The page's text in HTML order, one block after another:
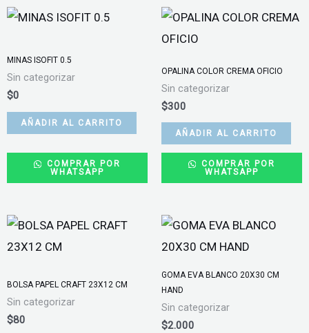
MINAS ISOFIT 0.5
Sin categorizar
$0
AÑADIR AL CARRITO
COMPRAR POR
WHATSAPP
OPALINA COLOR CREMA OFICIO
Sin categorizar
$300
AÑADIR AL CARRITO
COMPRAR POR
WHATSAPP
BOLSA PAPEL CRAFT 23X12 CM
Sin categorizar
$80
GOMA EVA BLANCO 20X30 CM
HAND
Sin categorizar
$2.000